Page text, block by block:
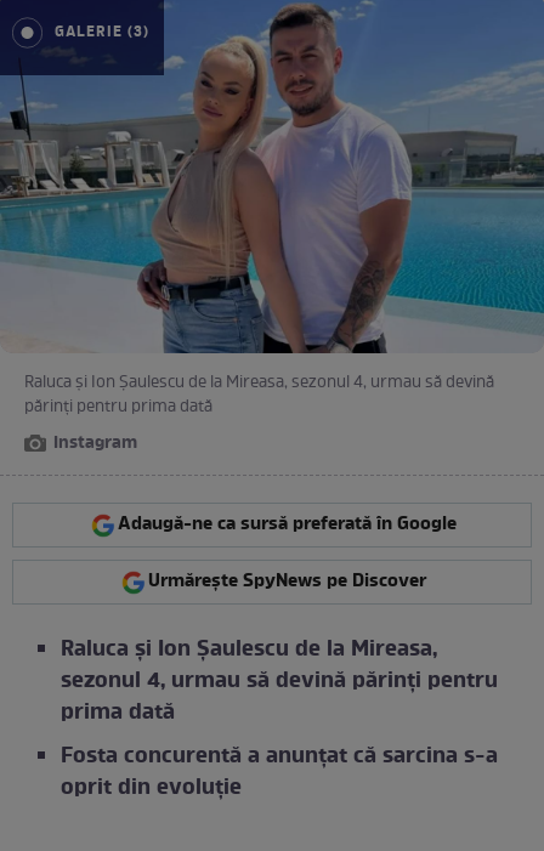
GALERIE (3)
Raluca și Ion Șaulescu de la Mireasa, sezonul 4, urmau să devină
părinți pentru prima dată
Instagram
Adaugă-ne ca sursă preferată în Google
Urmărește SpyNews pe Discover
Raluca și Ion Șaulescu de la Mireasa,
sezonul 4, urmau să devină părinți pentru
prima dată
Fosta concurentă a anunțat că sarcina s-a
oprit din evoluție